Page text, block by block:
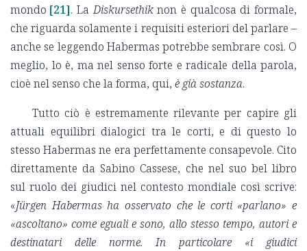
mondo [21]. LaDiskursethiknon è qualcosa di formale,
che riguarda solamente i requisiti esteriori del parlare –
anche se leggendo Habermas potrebbe sembrare così. O
meglio, lo è, ma nel senso forte e radicale della parola,
cioè nel senso che la forma, qui, è già sostanza.
Tutto ciò è estremamente rilevante per capire gli
attuali equilibri dialogici tra le corti, e di questo lo
stesso Habermas ne era perfettamente consapevole. Cito
direttamente da Sabino Cassese, che nel suo bel libro
sul ruolo dei giudici nel contesto mondiale così scrive:
«Jürgen Habermas ha osservato che le corti «parlano» e
«ascoltano» come eguali e sono, allo stesso tempo, autori e
destinatari delle norme. In particolare «i giudici